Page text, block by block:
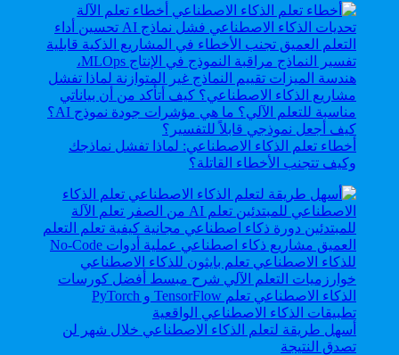
أخطاء تعلم الذكاء الاصطناعي: لماذا تفشل نماذجك
وكيف تتجنب الأخطاء القاتلة؟
أسهل طريقة لتعلم الذكاء الاصطناعي خلال شهر لن
تصدق النتيجة